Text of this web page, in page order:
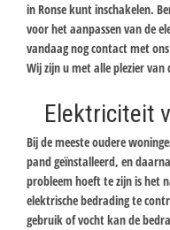
in Ronse kunt inschakelen.
voor het aanpassen van de
vandaag nog contact met
Wij zijn u met alle plezier van
Elektriciteit
Bij de meeste oudere
pand geïnstalleerd, en
probleem hoeft te zijn is het
elektrische bedrading te
gebruik of vocht kan de